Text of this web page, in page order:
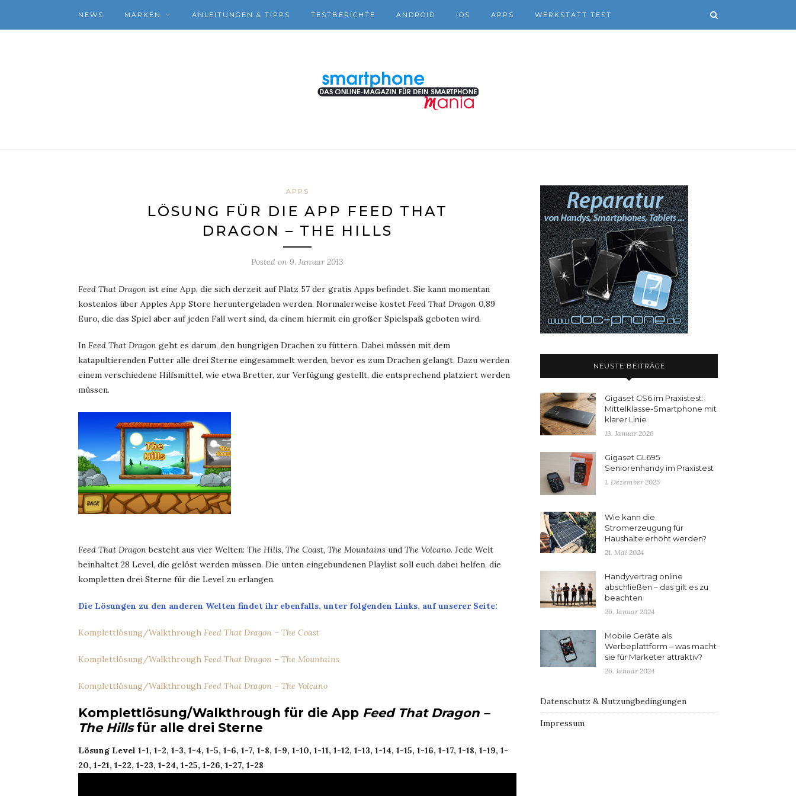
NEWS MARKEN ANLEITUNGEN & TIPPS TESTBERICHTE ANDROID IOS APPS WERKSTATT TEST
APPS
LÖSUNG FÜR DIE APP FEED THAT
DRAGON – THE HILLS
Posted on 9. Januar 2013
Feed That Dragon ist eine App, die sich derzeit auf Platz 57 der gratis Apps befindet. Sie kann momentan
kostenlos über Apples App Store heruntergeladen werden. Normalerweise kostet Feed That Dragon 0,89
Euro, die das Spiel aber auf jeden Fall wert sind, da einem hiermit ein großer Spielspaß geboten wird.
In Feed That Dragon geht es darum, den hungrigen Drachen zu füttern. Dabei müssen mit dem
katapultierenden Futter alle drei Sterne eingesammelt werden, bevor es zum Drachen gelangt. Dazu werden
einem verschiedene Hilfsmittel, wie etwa Bretter, zur Verfügung gestellt, die entsprechend platziert werden
müssen.
Feed That Dragonbesteht aus vier Welten: The Hills, The Coast, The Mountains und The Volcano. Jede Welt
beinhaltet 28 Level, die gelöst werden müssen. Die unten eingebundenen Playlist soll euch dabei helfen, die
kompletten drei Sterne für die Level zu erlangen.
Die Lösungen zu den anderen Welten findet ihr ebenfalls, unter folgenden Links, auf unserer Seite:
Komplettlösung/Walkthrough Feed That Dragon – The Coast
Komplettlösung/Walkthrough Feed That Dragon – The Mountains
Komplettlösung/Walkthrough Feed That Dragon – The Volcano
Komplettlösung/Walkthrough für die App Feed That Dragon –
The Hillsfür alle drei Sterne
Lösung Level 1-1, 1-2, 1-3, 1-4, 1-5, 1-6, 1-7, 1-8, 1-9, 1-10, 1-11, 1-12, 1-13, 1-14, 1-15, 1-16, 1-17, 1-18, 1-19, 1-
20, 1-21, 1-22, 1-23, 1-24, 1-25, 1-26, 1-27, 1-28
NEUSTE BEITRÄGE
Gigaset GS6 im Praxistest:
Mittelklasse-Smartphone mit
klarer Linie
13. Januar 2026
Gigaset GL695
Seniorenhandy im Praxistest
1. Dezember 2025
Wie kann die
Stromerzeugung für
Haushalte erhöht werden?
21. Mai 2024
Handyvertrag online
abschließen – das gilt es zu
beachten
26. Januar 2024
Mobile Geräte als
Werbeplattform – was macht
sie für Marketer attraktiv?
26. Januar 2024
Datenschutz & Nutzungbedingungen
Impressum